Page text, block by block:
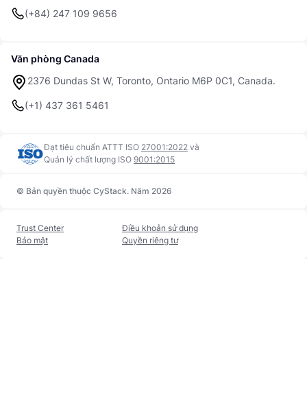
(+84) 247 109 9656
Văn phòng Canada
2376 Dundas St W, Toronto, Ontario M6P 0C1, Canada.
(+1) 437 361 5461
Đạt tiêu chuẩn ATTT ISO 27001:2022 và
Quản lý chất lượng ISO 9001:2015
© Bản quyền thuộc CyStack. Năm 2026
Trust Center
Điều khoản sử dụng
Bảo mật
Quyền riêng tư